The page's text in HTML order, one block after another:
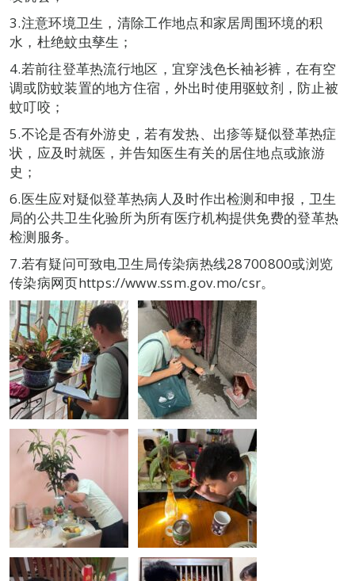
3.注意环境卫生，清除工作地点和家居周围环境的积
水，杜绝蚊虫孳生；
4.若前往登革热流行地区，宜穿浅色长袖衫裤，在有空
调或防蚊装置的地方住宿，外出时使用驱蚊剂，防止被
蚊叮咬；
5.不论是否有外游史，若有发热、出疹等疑似登革热症
状，应及时就医，并告知医生有关的居住地点或旅游
史；
6.医生应对疑似登革热病人及时作出检测和申报，卫生
局的公共卫生化验所为所有医疗机构提供免费的登革热
检测服务。
7.若有疑问可致电卫生局传染病热线28700800或浏览
传染病网页https://www.ssm.gov.mo/csr。